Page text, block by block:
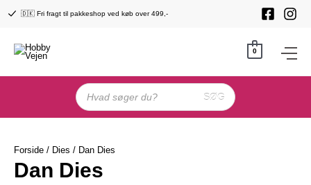
🇩🇰 Fri fragt til pakkeshop ved køb over 499,-
0
Products
search
SØG
Forside / Dies / Dan Dies
Dan Dies